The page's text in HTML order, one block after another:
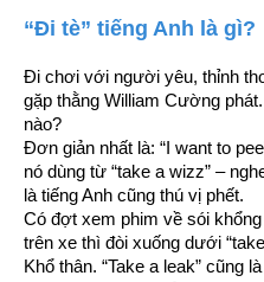
“Đi tè” tiếng Anh là gì?
Đi chơi với người yêu, thỉnh
gặp thằng William Cường
nào?
Đơn giản nhất là: “I want to
nó dùng từ “take a wizz” –
là tiếng Anh cũng thú vị phết.
Có đợt xem phim về sói
trên xe thì đòi xuống dưới
Khổ thân. “Take a leak” cũng